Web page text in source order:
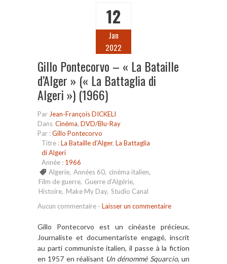
12
Jan
2022
Gillo Pontecorvo – « La Bataille
d’Alger » (« La Battaglia di
Algeri ») (1966)
Par Jean-François DICKELI
Dans Cinéma, DVD/Blu-Ray
Par :Gillo Pontecorvo
Titre :La Bataille d'Alger, La Battaglia
di Algeri
Année : 1966
Algerie, Années 60, cinéma italien,
Film de guerre, Guerre d'Algérie,
Histoire, Make My Day, Studio Canal
Aucun commentaire - Laisser un commentaire
Gillo Pontecorvo est un cinéaste précieux.
Journaliste et documentariste engagé, inscrit
au parti communiste italien, il passe à la fiction
en 1957 en réalisant Un dénommé Squarcio, un